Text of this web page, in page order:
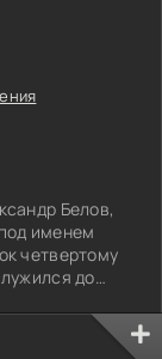
Белов,
именем
четвертому
до